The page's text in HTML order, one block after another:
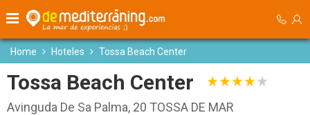
Home Hoteles Tossa Beach Center
Tossa Beach Center
Avinguda De Sa Palma, 20 TOSSA DE MAR